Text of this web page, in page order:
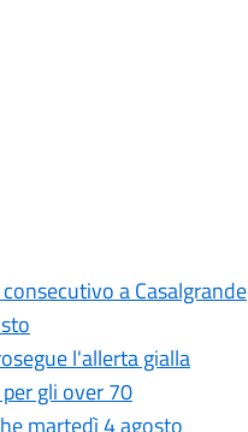
a Casalgrande
l'allerta gialla
gli over 70
martedì 4 agosto